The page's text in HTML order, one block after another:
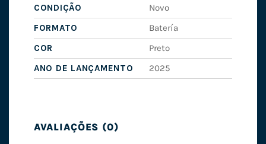
CONDIÇÃO
Novo
FORMATO
Batería
COR
Preto
ANO DE LANÇAMENTO
2025
AVALIAÇÕES (0)